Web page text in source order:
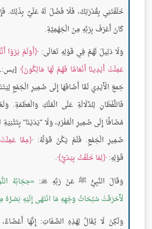
خَلَقْتَنِي بِقُدْرَتِكَ، فَلَا فَضْلَ لَهُ عَلَيَّ بِذَلِكَ.
كَانَ أَعْرَفَ بِرَبِّهِ مِنَ الْجَهْمِيَّةِ.
وَلَا دَلِيلَ لَهُمْ فِي قَوْلِهِ تَعَالَى: أَوَلَمْ يَرَوْا
عَمِلَتْ أَيْدِينَا أَنْعَامًا فَهُمْ لَهَا مَالِكُونَ
جَمعَ الْأَيْدِي لَمَّا أَضَافَهَا إِلَى ضَمِيرِ الْجَمْعِ
فَاللَّفْظَانِ لِلدَّلَالَةِ عَلَى الْمُلْكِ وَالْعَظَمَةِ.
مُضَافًا إِلَى ضَمِيرِ الْمُفْرَدِ، وَلَا "يَدَيْنَا"
ضَمِيرِ الْجَمْعِ. فَلَمْ يَكُنْ قَوْلُهُ:
مِمَّا
قَوْلِهِ: لِمَا خَلَقْتُ بِيَدَيَّ .
وَقَالَ النَّبِيُّ ﷺ عَنْ رَبِّهِ

:
حِجَابُهُ
لَأَحْرَقَتْ سُبُحَاتُ وَجْهِهِ مَا انْتَهَى إِلَيْهِ بَصَرُهُ
وَلَكِنْ لَا يُقَالُ لِهَذِهِ الصِّفَاتِ: إِنَّهَا